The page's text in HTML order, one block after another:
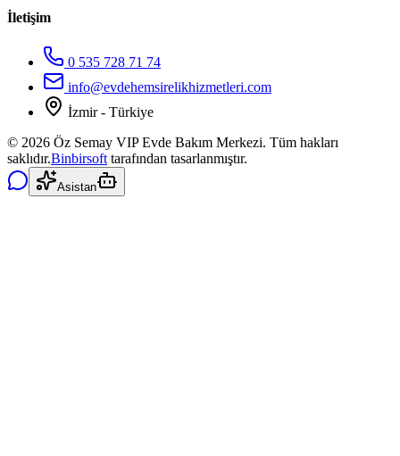
İletişim
0 535 728 71 74
info@evdehemsirelikhizmetleri.com
İzmir - Türkiye
© 2026 Öz Semay VIP Evde Bakım Merkezi. Tüm hakları
saklıdır.Binbirsoft tarafından tasarlanmıştır.
Asistan